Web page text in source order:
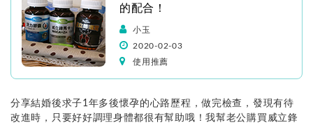
的配合！
小玉
2020-02-03
使用推薦
分享結婚後求子1年多後懷孕的心路歷程，做完檢查，發現有待
改進時，只要好好調理身體都很有幫助哦！我幫老公購買威立鋒